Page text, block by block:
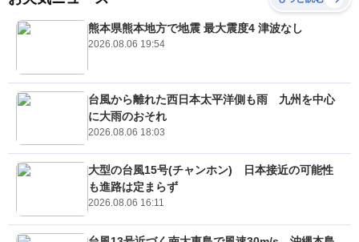
熊本県熊本地方で地震 最大震度4 津波なし
2026.08.06 19:54
台風から離れた西日本太平洋側も雨 九州を中心
に大雨のおそれ
2026.08.06 18:03
大型の台風15号(チャンホン) 日本接近の可能性
も進路は定まらず
2026.08.06 16:11